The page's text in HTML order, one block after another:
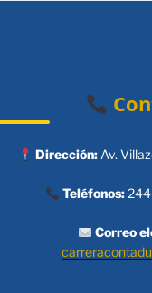
Dirección:Av.
Teléfonos:
Correo